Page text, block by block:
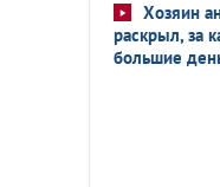
Хозяин
раскрыл, за
большие